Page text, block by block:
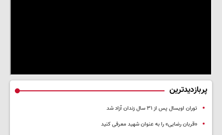
پربازدیدترین
توران اویسال پس از ۳۱ سال زندان آزاد شد
«قربان رضایی» را به عنوان شهید معرفی کنید